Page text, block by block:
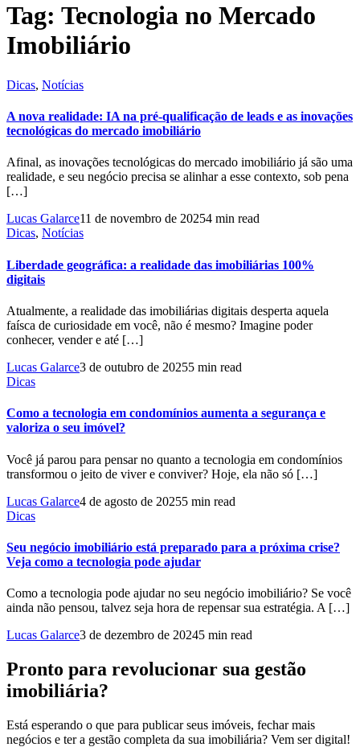
Tag: Tecnologia no Mercado
Imobiliário
Dicas, Notícias
A nova realidade: IA na pré-qualificação de leads e as inovações
tecnológicas do mercado imobiliário
Afinal, as inovações tecnológicas do mercado imobiliário já são uma
realidade, e seu negócio precisa se alinhar a esse contexto, sob pena
[…]
Lucas Galarce11 de novembro de 20254 min read
Dicas, Notícias
Liberdade geográfica: a realidade das imobiliárias 100%
digitais
Atualmente, a realidade das imobiliárias digitais desperta aquela
faísca de curiosidade em você, não é mesmo? Imagine poder
conhecer, vender e até […]
Lucas Galarce3 de outubro de 20255 min read
Dicas
Como a tecnologia em condomínios aumenta a segurança e
valoriza o seu imóvel?
Você já parou para pensar no quanto a tecnologia em condomínios
transformou o jeito de viver e conviver? Hoje, ela não só […]
Lucas Galarce4 de agosto de 20255 min read
Dicas
Seu negócio imobiliário está preparado para a próxima crise?
Veja como a tecnologia pode ajudar
Como a tecnologia pode ajudar no seu negócio imobiliário? Se você
ainda não pensou, talvez seja hora de repensar sua estratégia. A […]
Lucas Galarce3 de dezembro de 20245 min read
Pronto para revolucionar sua gestão
imobiliária?
Está esperando o que para publicar seus imóveis, fechar mais
negócios e ter a gestão completa da sua imobiliária? Vem ser digital!